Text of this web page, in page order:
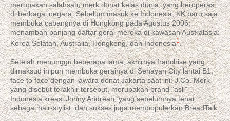
merupakan salahsatu merk donat kelas dunia, yang beroperasi
di berbagai negara. Sebelum masuk ke Indonesia, KK baru saja
membuka cabangnya di Hongkong pada Agustus 2006,
menambah panjang daftar gerai mereka di kawasan Australasia:
Korea Selatan, Australia, Hongkong, dan Indonesia1.
Setelah menunggu beberapa lama, akhirnya franchise yang
dimaksud inipun membuka gerainya di Senayan City lantai B1,
face to face dengan jawara donat Jakarta saat ini: J.Co. Merk
yang disebut terakhir tersebut, merupakan brand "asli"
Indonesia kreasi Johny Andrean, yang sebelumnya tenar
sebagai hair-stylist, dan sukses juga mempopulerkan BreadTalk.